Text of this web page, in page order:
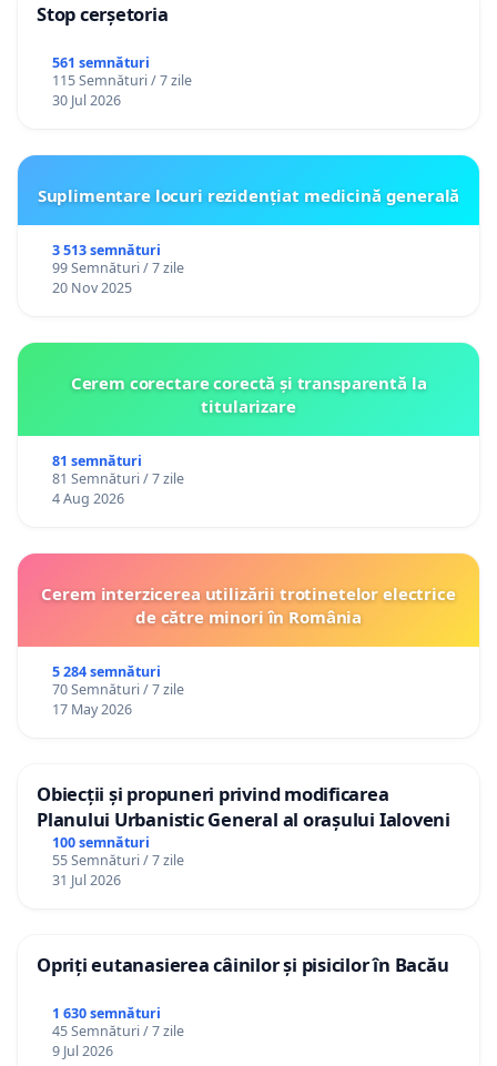
Stop cerșetoria
561 semnături
115 Semnături / 7 zile
30 Jul 2026
Suplimentare locuri rezidențiat medicină generală
3 513 semnături
99 Semnături / 7 zile
20 Nov 2025
Cerem corectare corectă și transparentă la
titularizare
81 semnături
81 Semnături / 7 zile
4 Aug 2026
Cerem interzicerea utilizării trotinetelor electrice
de către minori în România
5 284 semnături
70 Semnături / 7 zile
17 May 2026
Obiecții și propuneri privind modificarea
Planului Urbanistic General al orașului Ialoveni
100 semnături
55 Semnături / 7 zile
31 Jul 2026
Opriți eutanasierea câinilor și pisicilor în Bacău
1 630 semnături
45 Semnături / 7 zile
9 Jul 2026